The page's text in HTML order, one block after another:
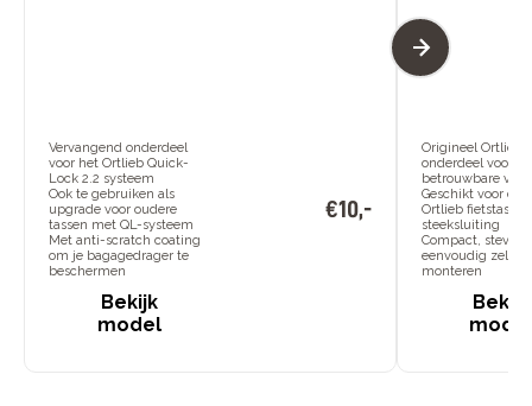
Vervangend onderdeel
voor het Ortlieb Quick-
Lock 2.2 systeem
Ook te gebruiken als
upgrade voor oudere
tassen met QL-systeem
Met anti-scratch coating
om je bagagedrager te
beschermen
€10,-
Bekijk
model
Origineel Ortlieb-
onderdeel voor
betrouwbare
Geschikt voor
Ortlieb
steeksluiting
Compact, stevig
eenvoudig zelf te
monteren
Bekijk